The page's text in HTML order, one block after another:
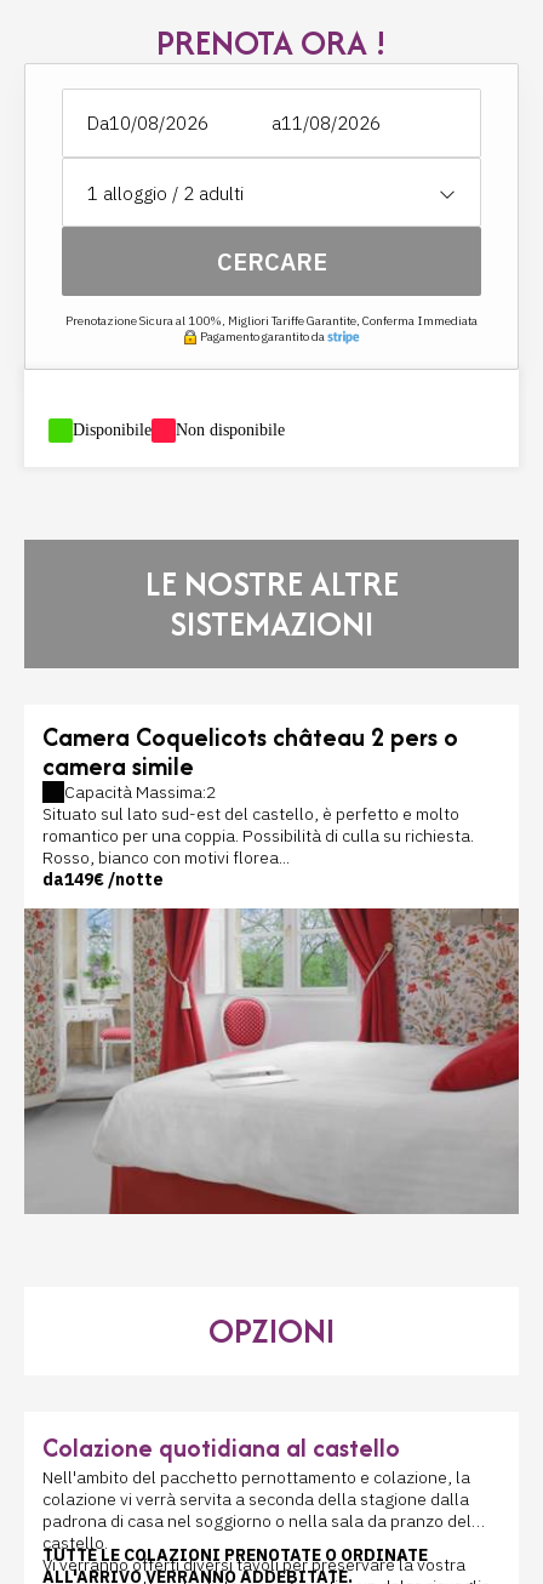
PRENOTA ORA !
Da a
1 alloggio / 2 adulti
CERCARE
Prenotazione Sicura al 100%, Migliori Tariffe Garantite, Conferma Immediata
Pagamento garantito da
Disponibile Non disponibile
LE NOSTRE ALTRE
SISTEMAZIONI
Camera Coquelicots château 2 pers o
camera simile
Capacità Massima:2
Situato sul lato sud-est del castello, è perfetto e molto
romantico per una coppia. Possibilità di culla su richiesta.
Rosso, bianco con motivi florea...
da149€ /notte
OPZIONI
Colazione quotidiana al castello
Nell'ambito del pacchetto pernottamento e colazione, la
colazione vi verrà servita a seconda della stagione dalla
padrona di casa nel soggiorno o nella sala da pranzo del
castello.
Vi verranno offerti diversi tavoli per preservare la vostra
TUTTE LE COLAZIONI PRENOTATE O ORDINATE
ALL'ARRIVO VERRANNO ADDEBITATE.